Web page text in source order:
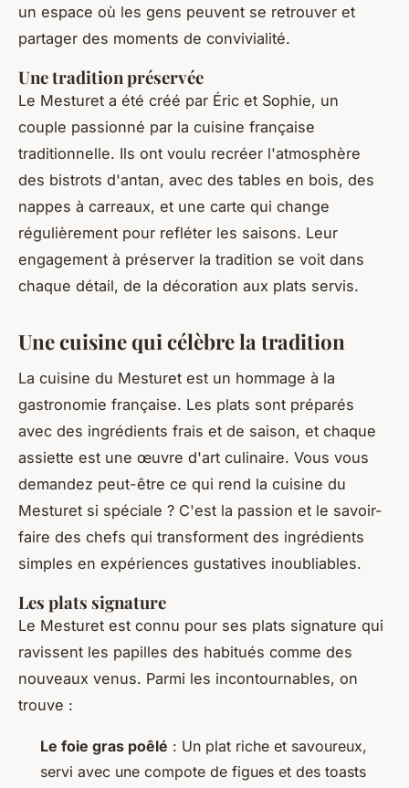
un espace où les gens peuvent se retrouver et
partager des moments de convivialité.
Une tradition préservée
Le Mesturet a été créé par Éric et Sophie, un
couple passionné par la cuisine française
traditionnelle. Ils ont voulu recréer l'atmosphère
des bistrots d'antan, avec des tables en bois, des
nappes à carreaux, et une carte qui change
régulièrement pour refléter les saisons. Leur
engagement à préserver la tradition se voit dans
chaque détail, de la décoration aux plats servis.
Une cuisine qui célèbre la tradition
La cuisine du Mesturet est un hommage à la
gastronomie française. Les plats sont préparés
avec des ingrédients frais et de saison, et chaque
assiette est une œuvre d'art culinaire. Vous vous
demandez peut-être ce qui rend la cuisine du
Mesturet si spéciale ? C'est la passion et le savoir-
faire des chefs qui transforment des ingrédients
simples en expériences gustatives inoubliables.
Les plats signature
Le Mesturet est connu pour ses plats signature qui
ravissent les papilles des habitués comme des
nouveaux venus. Parmi les incontournables, on
trouve :
Le foie gras poêlé : Un plat riche et savoureux,
servi avec une compote de figues et des toasts